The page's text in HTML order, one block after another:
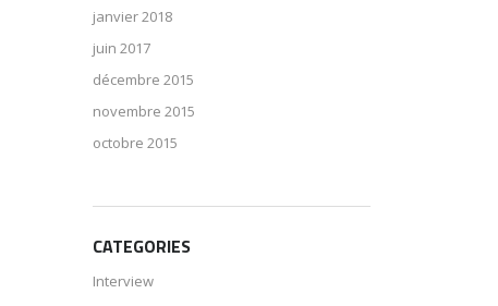
janvier 2018
juin 2017
décembre 2015
novembre 2015
octobre 2015
CATEGORIES
Interview